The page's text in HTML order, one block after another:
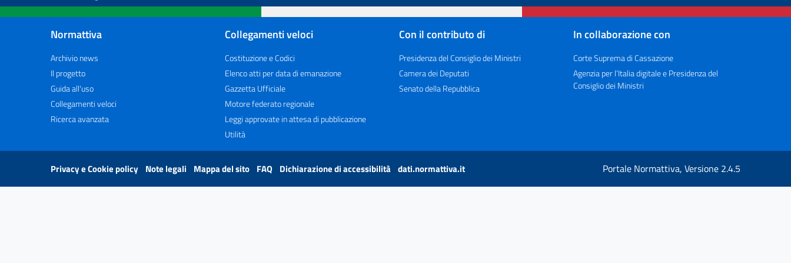
Normattiva
Archivio news
Il progetto
Guida all'uso
Collegamenti veloci
Ricerca avanzata
Collegamenti veloci
Costituzione e Codici
Elenco atti per data di emanazione
Gazzetta Ufficiale
Motore federato regionale
Leggi approvate in attesa di pubblicazione
Utilità
Con il contributo di
Presidenza del Consiglio dei Ministri
Camera dei Deputati
Senato della Repubblica
In collaborazione con
Corte Suprema di Cassazione
Agenzia per l’Italia digitale e Presidenza del
Consiglio dei Ministri
Privacy e Cookie policy Note legali Mappa del sito FAQ Dichiarazione di accessibilità dati.normattiva.it Portale Normattiva, Versione 2.4.5